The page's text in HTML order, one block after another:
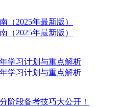
（2025年最新版）
（2025年最新版）
学习计划与重点解析
学习计划与重点解析
阶段备考技巧大公开！